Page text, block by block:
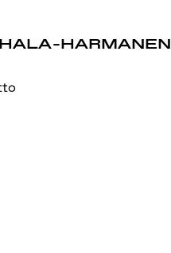
HARMANEN